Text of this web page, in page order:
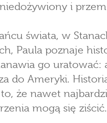
i
świata, w
Paula poznaje
go uratować:
do Ameryki.
że nawet
mogą się ziścić.